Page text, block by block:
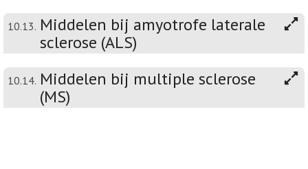
10.13. Middelen bij amyotrofe laterale
sclerose (ALS)
10.14. Middelen bij multiple sclerose
(MS)